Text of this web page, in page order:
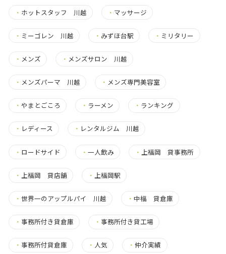
・ ホットスタッフ 川越 ・ マッサージ
・ ミーゴレン 川越 ・ みずほ台駅 ・ ミリタリー
・ メンズ ・ メンズサロン 川越
・ メンズパーマ 川越 ・ メンズ専門美容室
・ やまとごころ ・ ラーメン ・ ランキング
・ レディース ・ レンタルジム 川越
・ ロードサイド ・一人飲み ・ 上福岡 貸事務所
・ 上福岡 貸店舗 ・上福岡駅
・ 世界一のアップルパイ 川越 ・中福 貸倉庫
・ 事務所付き貸倉庫 ・ 事務所付き貸工場
・ 事務所付貸倉庫 ・ 人気 ・仲介実績